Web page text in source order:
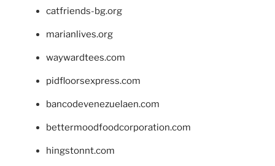
catfriends-bg.org
marianlives.org
waywardtees.com
pidfloorsexpress.com
bancodevenezuelaen.com
bettermoodfoodcorporation.com
hingstonnt.com